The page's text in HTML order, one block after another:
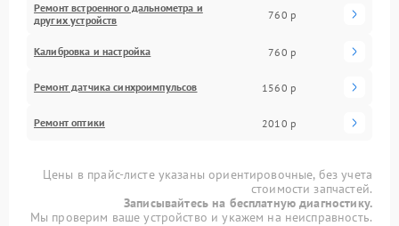
Ремонт встроенного дальнометра и
других устройств
760 р
Калибровка и настройка 760 р
Ремонт датчика синхроимпульсов 1560 р
Ремонт оптики 2010 р
Цены в прайс-листе указаны ориентировочные, без учета
стоимости запчастей.
Записывайтесь на бесплатную диагностику.
Мы проверим ваше устройство и укажем на неисправность.